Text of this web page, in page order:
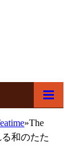
»The
和のたた